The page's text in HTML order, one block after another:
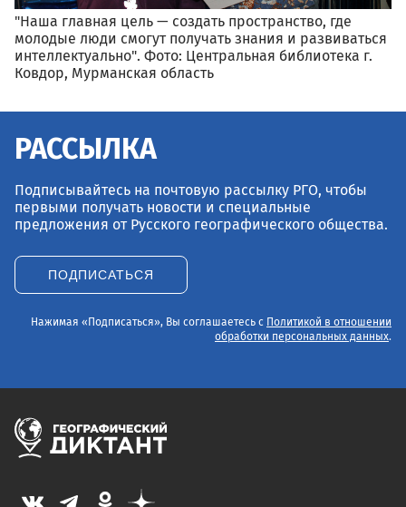
"Наша главная цель — создать пространство, где
молодые люди смогут получать знания и развиваться
интеллектуально". Фото: Центральная библиотека г.
Ковдор, Мурманская область
РАССЫЛКА
Подписывайтесь на почтовую рассылку РГО, чтобы
первыми получать новости и специальные
предложения от Русского географического общества.
ПОДПИСАТЬСЯ
Нажимая «Подписаться», Вы соглашаетесь с
Политикой в отношении
обработки персональных данных.